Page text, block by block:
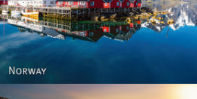
Reine - Lofoten, Nord